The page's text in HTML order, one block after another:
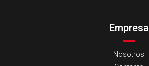
Empresa
Nosotros